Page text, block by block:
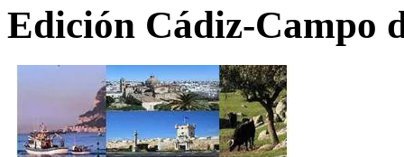
Edición Cádiz-Campo